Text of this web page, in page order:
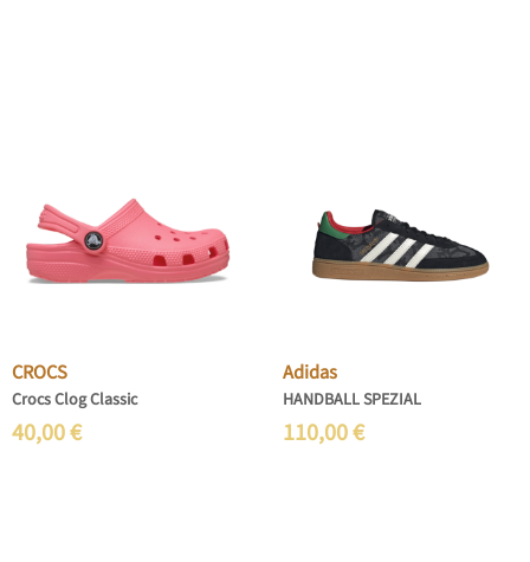
CROCS
Crocs Clog Classic
40,00€
Adidas
HANDBALL SPEZIAL
110,00€